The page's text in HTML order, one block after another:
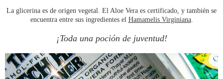
La glicerina es de origen vegetal. El Aloe Vera es certificado, y también se
encuentra entre sus ingredientes el Hamamelis Virginiana.
¡Toda una poción de juventud!